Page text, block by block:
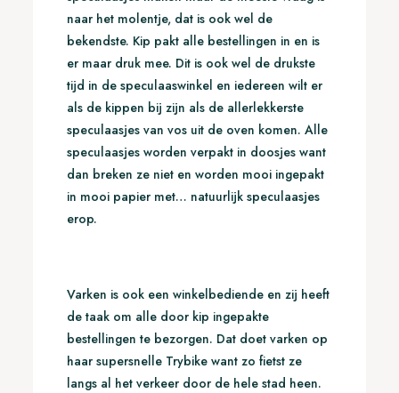
naar het molentje, dat is ook wel de
bekendste. Kip pakt alle bestellingen in en is
er maar druk mee. Dit is ook wel de drukste
tijd in de speculaaswinkel en iedereen wilt er
als de kippen bij zijn als de allerlekkerste
speculaasjes van vos uit de oven komen. Alle
speculaasjes worden verpakt in doosjes want
dan breken ze niet en worden mooi ingepakt
in mooi papier met… natuurlijk speculaasjes
erop.
Varken is ook een winkelbediende en zij heeft
de taak om alle door kip ingepakte
bestellingen te bezorgen. Dat doet varken op
haar supersnelle Trybike want zo fietst ze
langs al het verkeer door de hele stad heen.